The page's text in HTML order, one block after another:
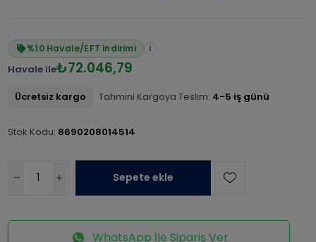
%10 Havale/EFT indirimi i
Havale ile₺72.046,79
Ücretsiz kargo Tahmini Kargoya Teslim: 4-5 iş günü
Stok Kodu: 8690208014514
Sepete ekle
WhatsApp İle Sipariş Ver